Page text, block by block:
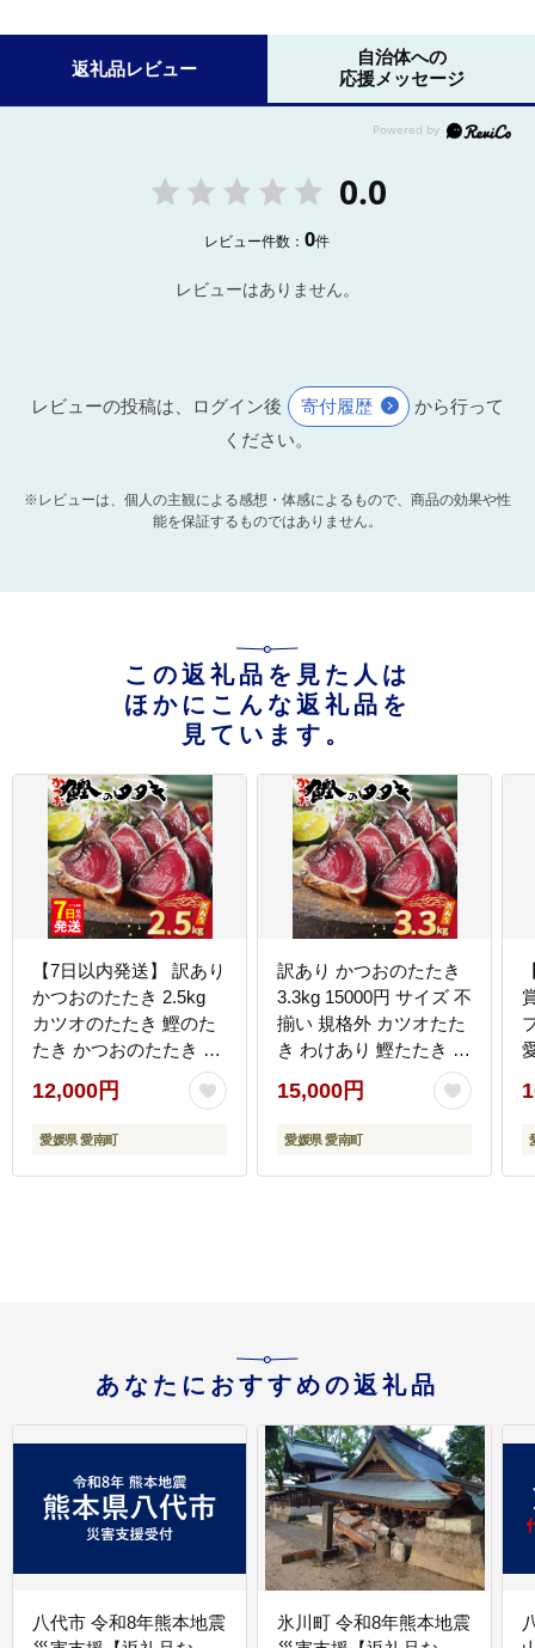
返礼品レビュー
自治体への
応援メッセージ
0.0
レビュー件数：0件
レビューはありません。
レビューの投稿は、ログイン後 寄付履歴
から行って
ください。
※レビューは、個人の主観による感想・体感によるもので、商品の効果や性
能を保証するものではありません。
この返礼品を見た人は
ほかにこんな返礼品を
見ています。
【7日以内発送】 訳あり
かつおのたたき 2.5kg
カツオのたたき 鰹のた
たき かつおのたたき 訳
12,000円
愛媛県 愛南町
訳あり かつおのたたき
3.3kg 15000円 サイズ 不
揃い 規格外 カツオたた
き わけあり 鰹たたき 鰹
のたたき 旬 お手軽 魚海
鮮 魚介 父の日 傷 小分
け 真空 パック 個包装
一 水揚げ 一本釣 黒潮
15,000円
愛媛県 愛南町
あなたにおすすめの返礼品
八代市 令和8年熊本地震
氷川町 令和8年熊本地震